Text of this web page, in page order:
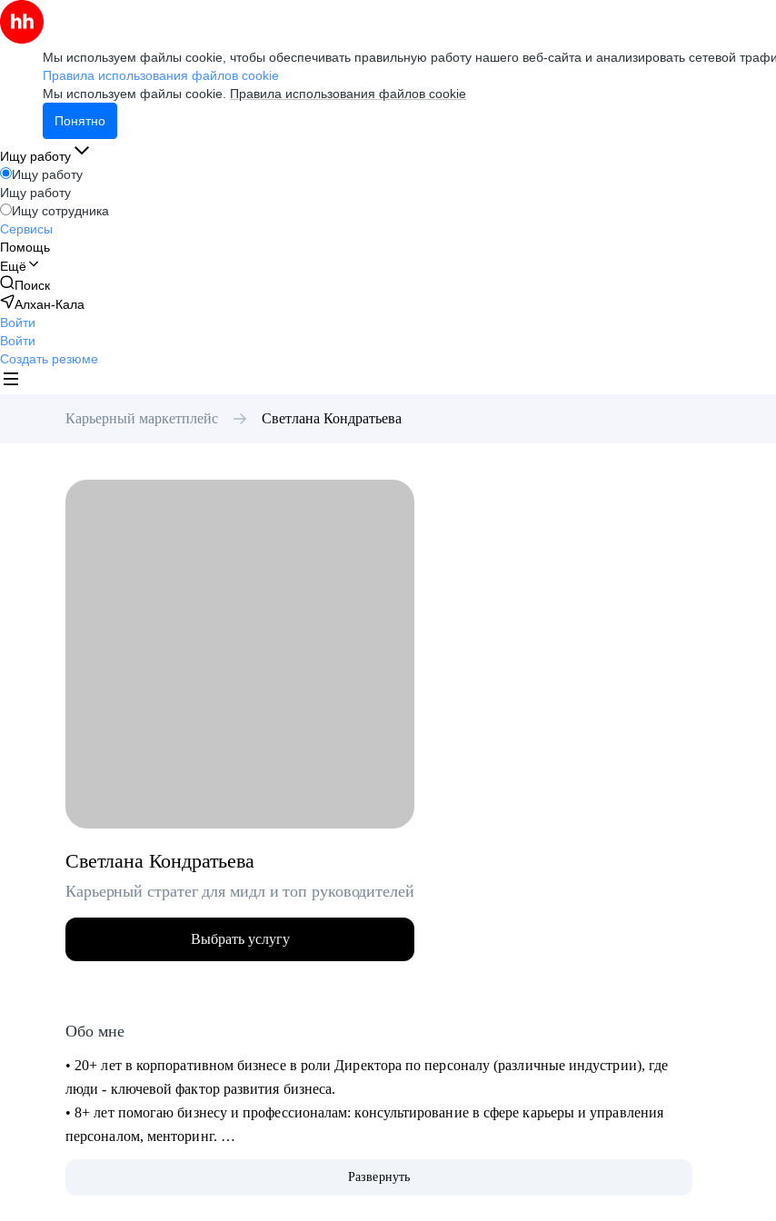
Мы используем файлы cookie, чтобы обеспечивать правильную работу нашего веб-сайта и анализировать сетевой
Правила использования файлов cookie
Мы используем файлы cookie. Правила использования файлов cookie
Понятно
Ищу работу
Ищу работу
Ищу работу
Ищу сотрудника
Сервисы
Помощь
Ещё
Поиск
Алхан-Кала
Войти
Войти
Создать резюме
Карьерный маркетплейс Светлана Кондратьева
Светлана Кондратьева
Карьерный стратег для мидл и топ руководителей
Выбрать услугу
Обо мне
• 20+ лет в корпоративном бизнесе в роли Директора по персоналу (различные индустрии), где
люди - ключевой фактор развития бизнеса.
• 8+ лет помогаю бизнесу и профессионалам: консультирование в сфере карьеры и управления
персоналом, менторинг.
Развернуть